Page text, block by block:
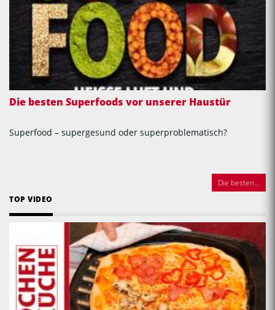
Die besten Superfoods vor unserer Haustür
Superfood – supergesund oder superproblematisch?
Die besten...
TOP VIDEO